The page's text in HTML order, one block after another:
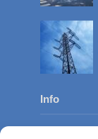
Info